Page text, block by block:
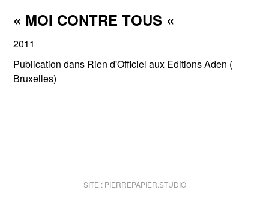
« MOI CONTRE TOUS «
2011
Publication dans Rien d'Officiel aux Editions Aden (
Bruxelles)
SITE : PIERREPAPIER.STUDIO